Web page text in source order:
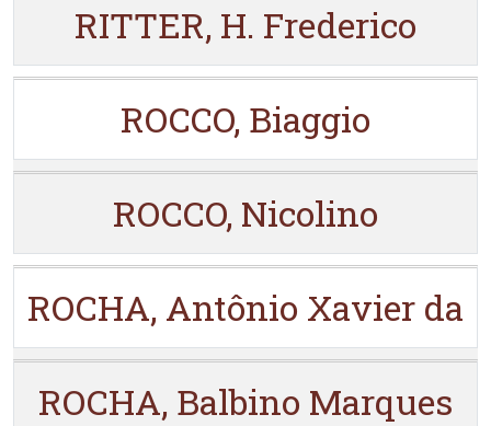
RITTER, H. Frederico
ROCCO, Biaggio
ROCCO, Nicolino
ROCHA, Antônio Xavier da
ROCHA, Balbino Marques